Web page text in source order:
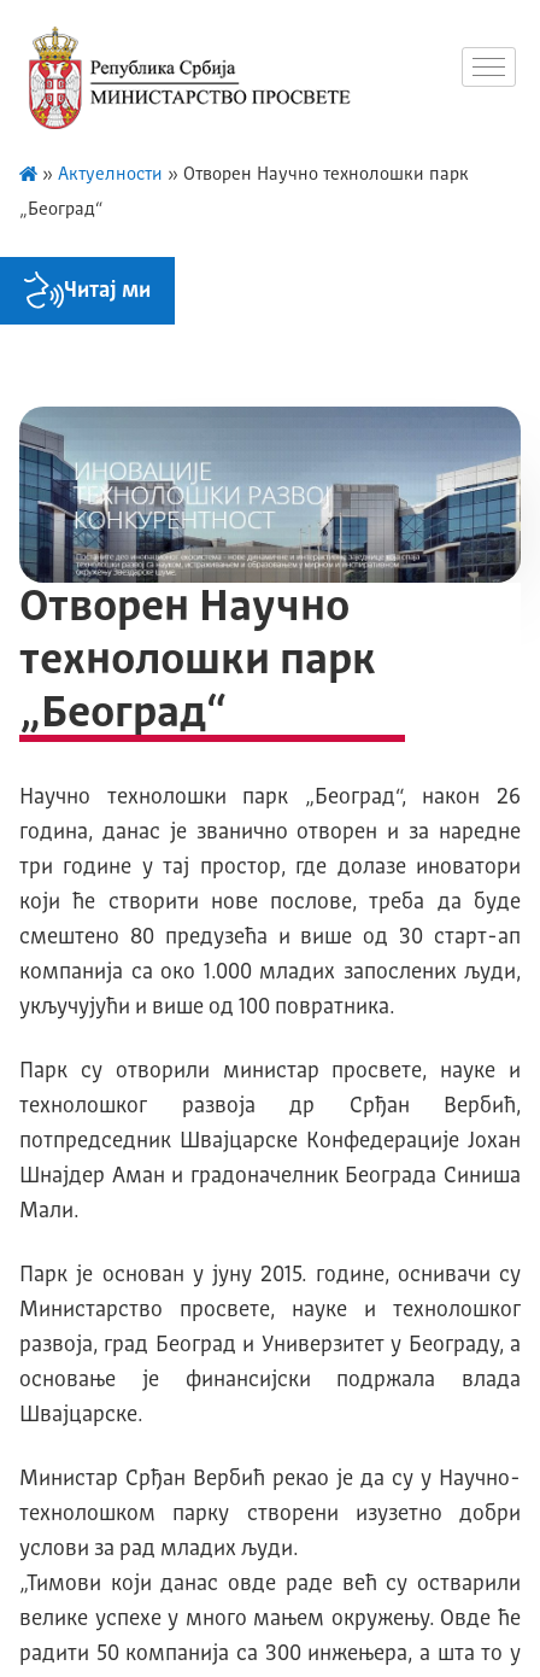
» Актуелности » Отворен Научно технолошки парк
„Београд“
Читај ми
Отворен Научно
технолошки парк
„Београд“
Научно технолошки парк „Београд“, након 26
година, данас jе званично отворен и за наредне
три године у таj простор, где долазе иноватори
коjи ће створити нове послове, треба да буде
смештено 80 предузећа и више од 30 старт-ап
компаниjа са око 1.000 младих запослених људи,
укључуjући и више од 100 повратника.
Парк су отворили министар просвете, науке и
технолошког развоjа др Срђан Вербић,
потпредседник Шваjцарске Kонфедерациjе Jохан
Шнаjдер Aман и градоначелник Београда Синиша
Mали.
Парк jе основан у jуну 2015. године, оснивачи су
Министарство просвете, науке и технолошког
развоја, град Београд и Универзитет у Београду, а
основање jе финансиjски подржала влада
Шваjцарске.
Министар Срђан Вербић рекао je да су у Научно-
технолошком парку створени изузетно добри
услови за рад младих људи.
„Тимови који данас овде раде већ су остварили
велике успехе у много мањем окружењу. Овде ће
радити 50 компанија са 300 инжењера, а шта то у